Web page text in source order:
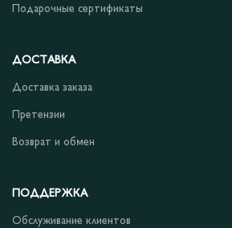
Подарочные сертификаты
ДОСТАВКА
Доставка заказа
Претензии
Возврат и обмен
ПОДДЕРЖКА
Обслуживание клиентов